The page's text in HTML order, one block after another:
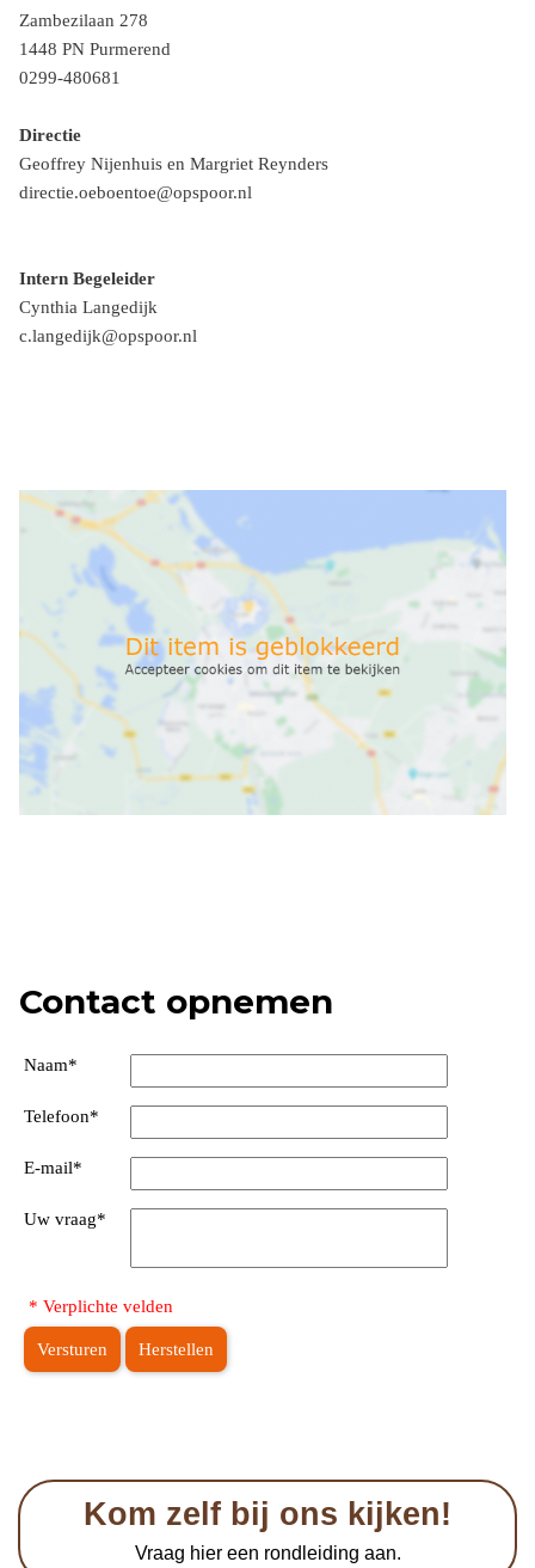
Zambezilaan 278
1448 PN Purmerend
0299-480681
Directie
Geoffrey Nijenhuis en Margriet Reynders
directie.oeboentoe@opspoor.nl
Intern Begeleider
Cynthia Langedijk
c.langedijk@opspoor.nl
Contact opnemen
Naam*
Telefoon*
E-mail*
Uw vraag*
* Verplichte velden
Versturen Herstellen
Kom zelf bij ons kijken!
Vraag hier een rondleiding aan.